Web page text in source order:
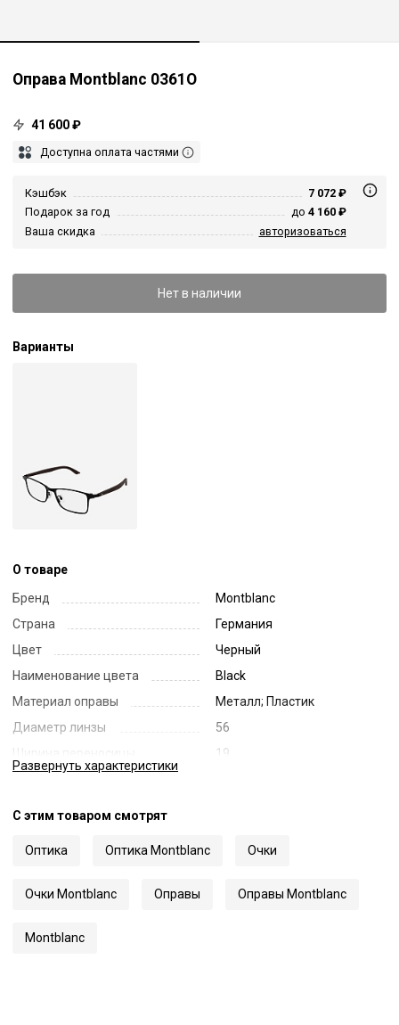
Оправа Montblanc 0361O
41 600 ₽
Доступна оплата частями
Кэшбэк
7 072 ₽
Подарок за год
до 4 160 ₽
Ваша скидка
авторизоваться
Нет в наличии
Варианты
О товаре
Бренд
Montblanc
Страна
Германия
Цвет
Черный
Наименование цвета
Black
Материал оправы
Металл; Пластик
Диаметр линзы
56
19
Развернуть характеристики
С этим товаром смотрят
Оптика Оптика Montblanc Очки
Очки Montblanc Оправы Оправы Montblanc
Montblanc